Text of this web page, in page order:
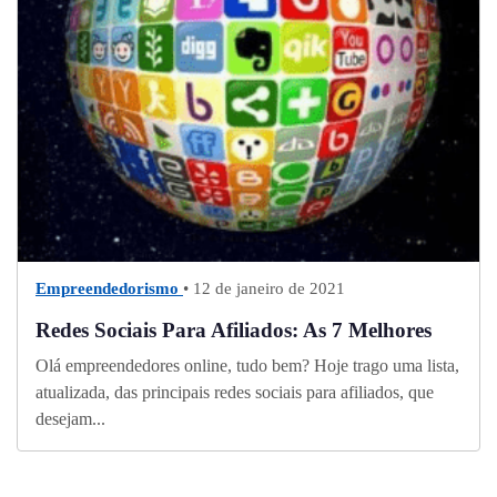
Empreendedorismo • 12 de janeiro de 2021
Redes Sociais Para Afiliados: As 7 Melhores
Olá empreendedores online, tudo bem? Hoje trago uma lista,
atualizada, das principais redes sociais para afiliados, que
desejam...